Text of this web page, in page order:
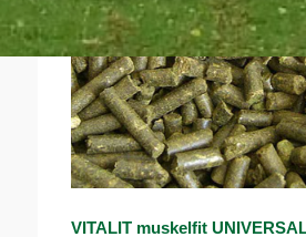
VITALIT muskelfit